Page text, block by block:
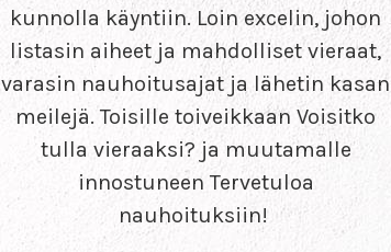
kunnolla käyntiin. Loin excelin, johon
listasin aiheet ja mahdolliset vieraat,
varasin nauhoitusajat ja lähetin kasan
meilejä. Toisille toiveikkaan Voisitko
tulla vieraaksi? ja muutamalle
innostuneen Tervetuloa
nauhoituksiin!